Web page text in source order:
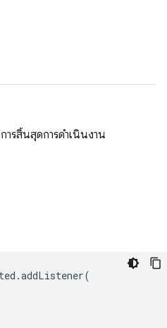
ารสิ้นสุดการดำเนินงาน
.addListener(